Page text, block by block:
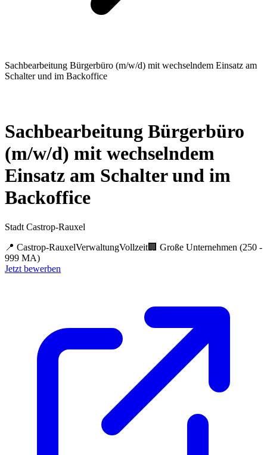
Sachbearbeitung Bürgerbüro (m/w/d) mit wechselndem Einsatz am
Schalter und im Backoffice
Sachbearbeitung Bürgerbüro
(m/w/d) mit wechselndem
Einsatz am Schalter und im
Backoffice
Stadt Castrop-Rauxel
📍 Castrop-RauxelVerwaltungVollzeit🏢 Große Unternehmen (250 -
999 MA)
Jetzt bewerben